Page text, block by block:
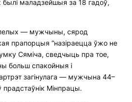
маладзейшыя за 18 гадоў,
— мужчыны, сярод
прапорцыя “назіраецца ўжо не
Сяміча, сведчыць пра тое,
больш спакойныя і
загінулага — мужчына 44–
Мінпрацы.